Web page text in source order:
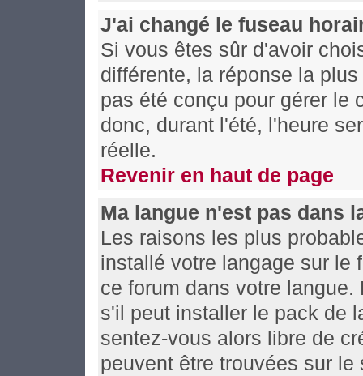
J'ai changé le fuseau
Si vous êtes sûr d'avoir
différente, la réponse la
pas été conçu pour gérer le
donc, durant l'été, l'heure
réelle.
Revenir en haut de page
Ma langue n'est pas dans
Les raisons les plus
installé votre langage sur le
ce forum dans votre
s'il peut installer le pack de
sentez-vous alors libre de
peuvent être trouvées sur